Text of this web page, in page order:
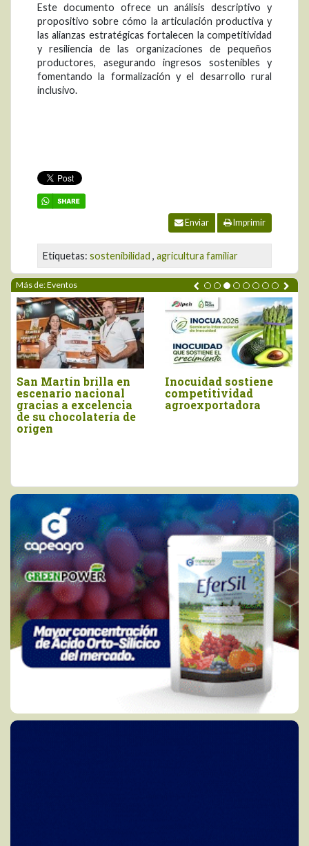
Este documento ofrece un análisis descriptivo y
propositivo sobre cómo la articulación productiva y
las alianzas estratégicas fortalecen la competitividad
y resiliencia de las organizaciones de pequeños
productores, asegurando ingresos sostenibles y
fomentando la formalización y el desarrollo rural
inclusivo.
Enviar Imprimir
Etiquetas: sostenibilidad , agricultura familiar
Más de: Eventos
Piura brilló en el
Salón del Cacao y
Chocolate
Internacional 2026
Moquegua será la
sede del próximo
Concurso Nacional